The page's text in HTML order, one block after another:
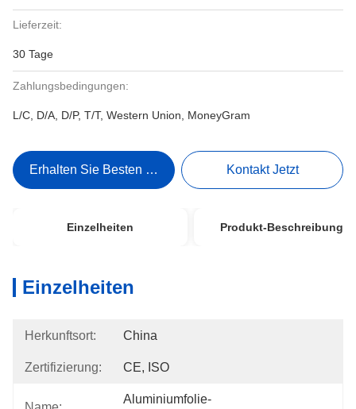
Lieferzeit:
30 Tage
Zahlungsbedingungen:
L/C, D/A, D/P, T/T, Western Union, MoneyGram
Erhalten Sie Besten Preis Kontakt Jetzt
Einzelheiten Produkt-Beschreibung
Einzelheiten
Herkunftsort: China
Zertifizierung: CE, ISO
Aluminiumfolie-